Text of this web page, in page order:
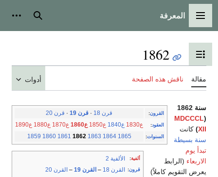
القائمة الرئيسية
المعرفة بحث
تبديل عرض جدول المحتويات
1862
مقالة ناقش هذه الصفحة أدوات
القرون: قرن 18 · قرن 19 · قرن 20
العقود: ع1830 ع1840 ع1850 ع1860 ع1870 ع1880 ع1890
السنوات:
1859 1860 1861 1862 1863 1864 1865
ألفية: الألفية 2
قرون: القرن 18 – القرن 19 – القرن 20
سنة 1862
(
MDCCCL
XII
) كانت
سنة بسيطة
تبدأ يوم
الاربعاء (الرابط
يعرض التقويم كاملاً)